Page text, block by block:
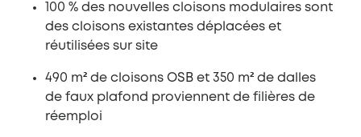
100 % des nouvelles cloisons modulaires sont
des cloisons existantes déplacées et
réutilisées sur site
490 m² de cloisons OSB et 350 m² de dalles
de faux plafond proviennent de filières de
réemploi